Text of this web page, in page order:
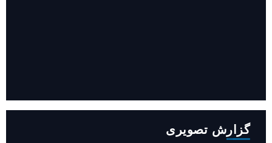
گزارش تصویری